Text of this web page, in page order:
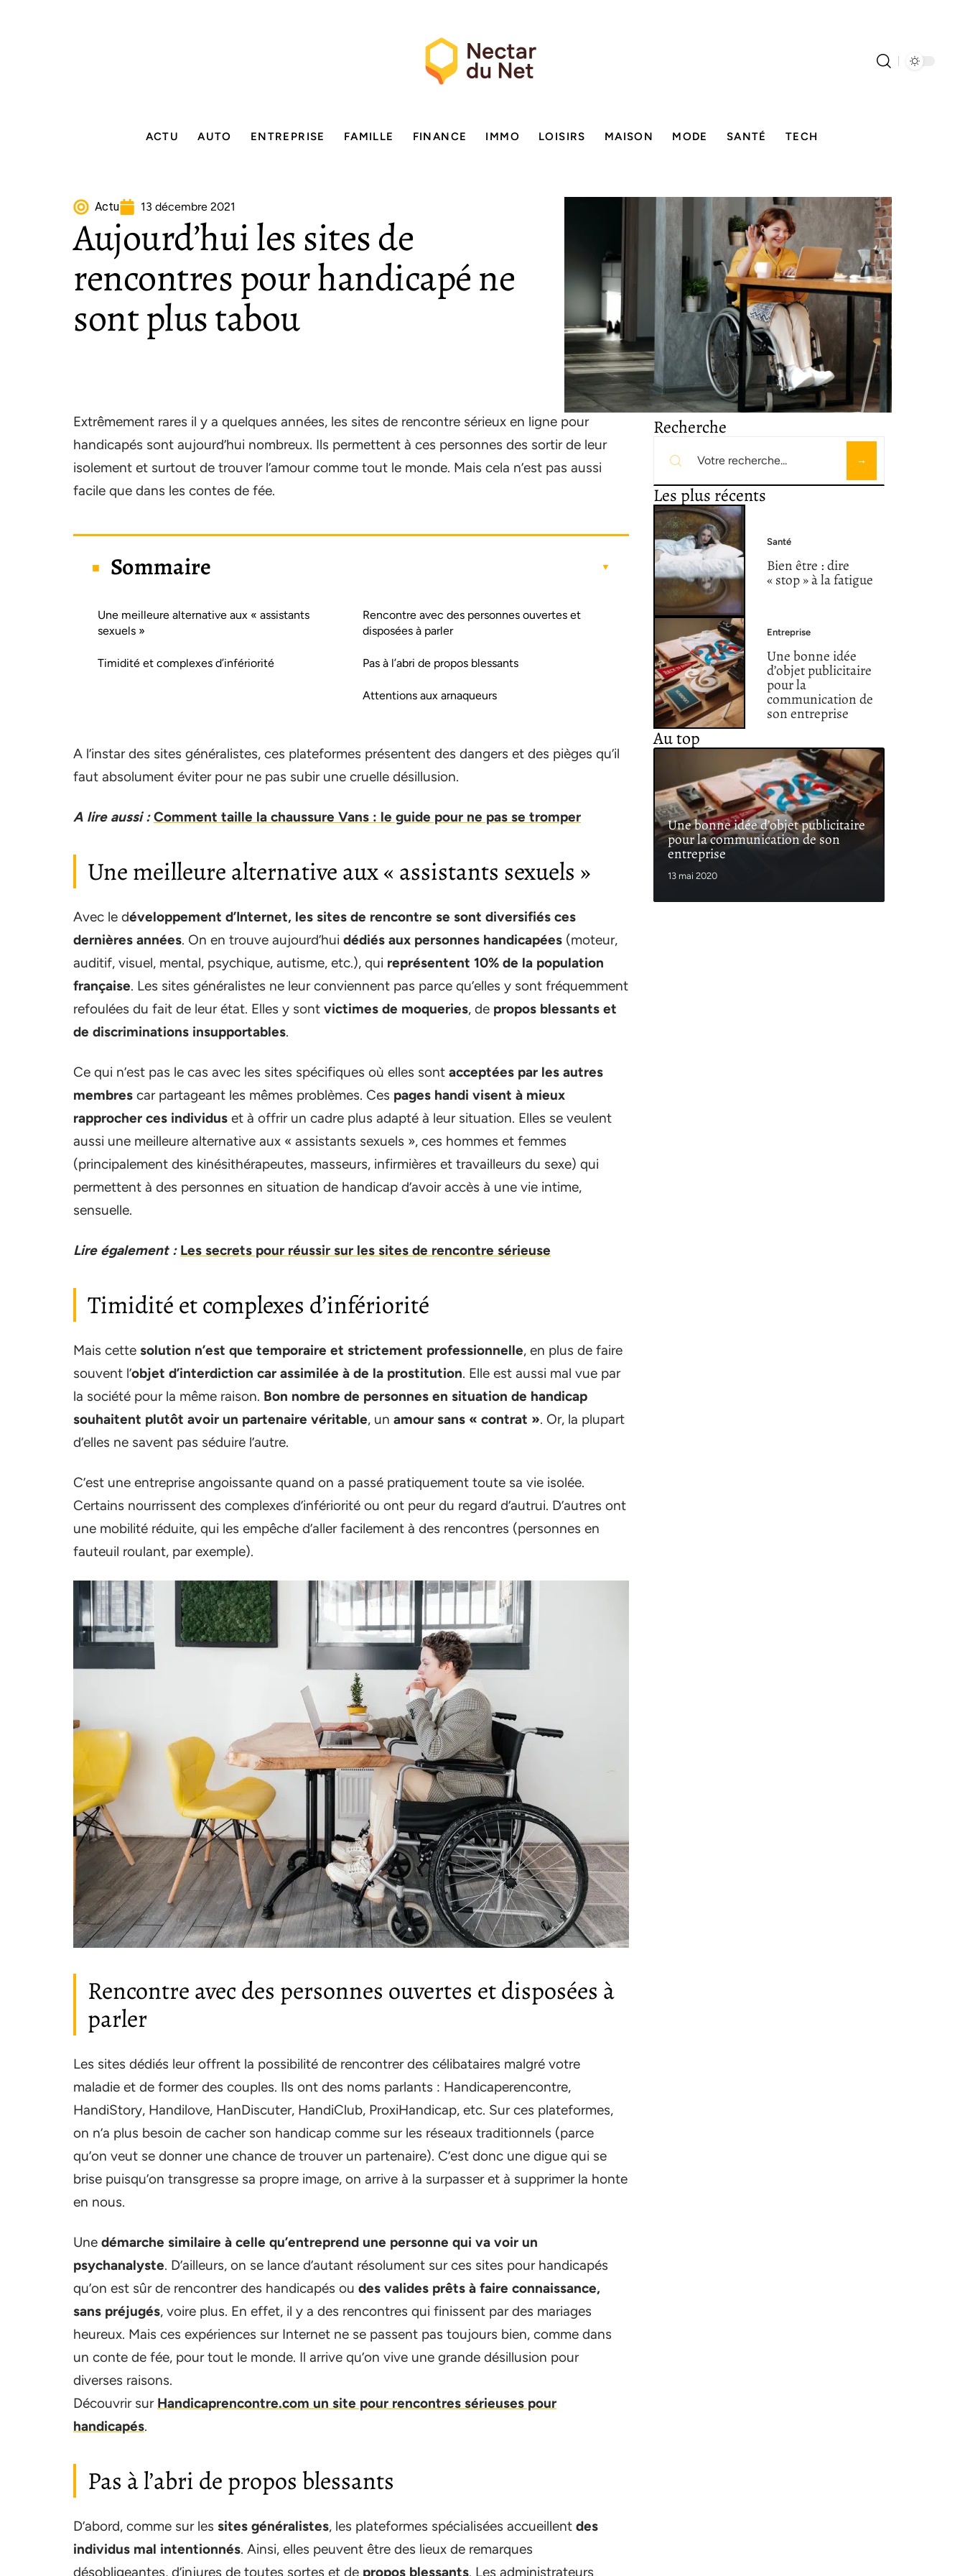
ACTU AUTO ENTREPRISE FAMILLE FINANCE IMMO LOISIRS MAISON MODE SANTÉ TECH
Actu 13 décembre 2021
Aujourd’hui les sites de
rencontres pour handicapé ne
sont plus tabou
Extrêmement rares il y a quelques années, les sites de rencontre sérieux en ligne pour
handicapés sont aujourd’hui nombreux. Ils permettent à ces personnes des sortir de leur
isolement et surtout de trouver l’amour comme tout le monde. Mais cela n’est pas aussi
facile que dans les contes de fée.
Sommaire
Une meilleure alternative aux « assistants
sexuels »
Timidité et complexes d’infériorité
Rencontre avec des personnes ouvertes et
disposées à parler
Pas à l’abri de propos blessants
Attentions aux arnaqueurs
A l’instar des sites généralistes, ces plateformes présentent des dangers et des pièges qu’il
faut absolument éviter pour ne pas subir une cruelle désillusion.
A lire aussi : Comment taille la chaussure Vans : le guide pour ne pas se tromper
Une meilleure alternative aux « assistants sexuels »
Avec le développement d’Internet, les sites de rencontre se sont diversifiés ces
dernières années. On en trouve aujourd’hui dédiés aux personnes handicapées (moteur,
auditif, visuel, mental, psychique, autisme, etc.), qui représentent 10% de la population
française. Les sites généralistes ne leur conviennent pas parce qu’elles y sont fréquemment
refoulées du fait de leur état. Elles y sont victimes de moqueries, de propos blessants et
de discriminations insupportables.
Ce qui n’est pas le cas avec les sites spécifiques où elles sont acceptées par les autres
membres car partageant les mêmes problèmes. Ces pages handi visent à mieux
rapprocher ces individus et à offrir un cadre plus adapté à leur situation. Elles se veulent
aussi une meilleure alternative aux « assistants sexuels », ces hommes et femmes
(principalement des kinésithérapeutes, masseurs, infirmières et travailleurs du sexe) qui
permettent à des personnes en situation de handicap d’avoir accès à une vie intime,
sensuelle.
Lire également : Les secrets pour réussir sur les sites de rencontre sérieuse
Timidité et complexes d’infériorité
Mais cette solution n’est que temporaire et strictement professionnelle, en plus de faire
souvent l’objet d’interdiction car assimilée à de la prostitution. Elle est aussi mal vue par
la société pour la même raison. Bon nombre de personnes en situation de handicap
souhaitent plutôt avoir un partenaire véritable, un amour sans « contrat ». Or, la plupart
d’elles ne savent pas séduire l’autre.
C’est une entreprise angoissante quand on a passé pratiquement toute sa vie isolée.
Certains nourrissent des complexes d’infériorité ou ont peur du regard d’autrui. D’autres ont
une mobilité réduite, qui les empêche d’aller facilement à des rencontres (personnes en
fauteuil roulant, par exemple).
Rencontre avec des personnes ouvertes et disposées à
parler
Les sites dédiés leur offrent la possibilité de rencontrer des célibataires malgré votre
maladie et de former des couples. Ils ont des noms parlants : Handicaperencontre,
HandiStory, Handilove, HanDiscuter, HandiClub, ProxiHandicap, etc. Sur ces plateformes,
on n’a plus besoin de cacher son handicap comme sur les réseaux traditionnels (parce
qu’on veut se donner une chance de trouver un partenaire). C’est donc une digue qui se
brise puisqu’on transgresse sa propre image, on arrive à la surpasser et à supprimer la honte
en nous.
Une démarche similaire à celle qu’entreprend une personne qui va voir un
psychanalyste. D’ailleurs, on se lance d’autant résolument sur ces sites pour handicapés
qu’on est sûr de rencontrer des handicapés ou des valides prêts à faire connaissance,
sans préjugés, voire plus. En effet, il y a des rencontres qui finissent par des mariages
heureux. Mais ces expériences sur Internet ne se passent pas toujours bien, comme dans
un conte de fée, pour tout le monde. Il arrive qu’on vive une grande désillusion pour
diverses raisons.
Découvrir sur Handicaprencontre.com un site pour rencontres sérieuses pour
handicapés.
Pas à l’abri de propos blessants
D’abord, comme sur les sites généralistes, les plateformes spécialisées accueillent des
individus mal intentionnés. Ainsi, elles peuvent être des lieux de remarques
désobligeantes, d’injures de toutes sortes et de propos blessants. Les administrateurs
Recherche
Les plus récents
Santé
Bien être : dire
« stop » à la fatigue
Entreprise
Une bonne idée
d’objet publicitaire
pour la
communication de
son entreprise
Au top
Une bonne idée d’objet publicitaire
pour la communication de son
entreprise
13 mai 2020